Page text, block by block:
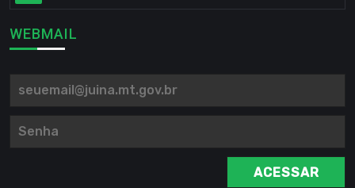
WEBMAIL
ACESSAR